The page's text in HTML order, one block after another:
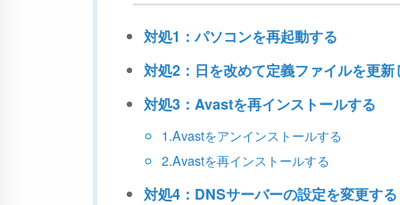
対処1：パソコンを再起動する
対処2：日を改めて定義ファイルを更新
対処3：Avastを再インストールする
1.Avastをアンインストールする
2.Avastを再インストールする
対処4：DNSサーバーの設定を変更する